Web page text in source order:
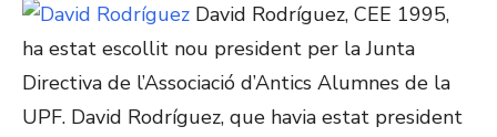
David Rodríguez, CEE 1995,
ha estat escollit nou president per la Junta
Directiva de l’Associació d’Antics Alumnes de la
UPF. David Rodríguez, que havia estat president